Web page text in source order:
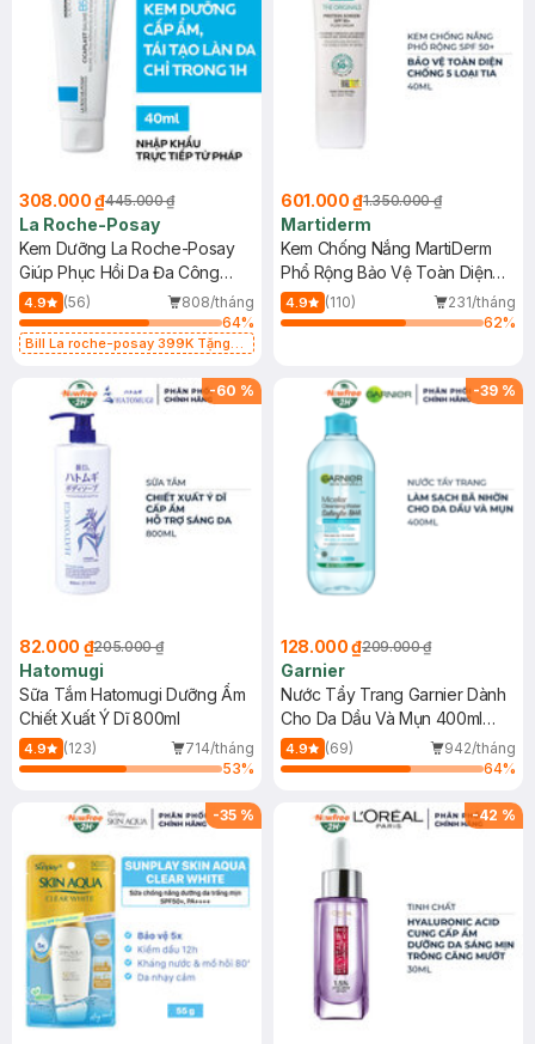
308.000 ₫445.000 ₫
La Roche-Posay
Kem Dưỡng La Roche-Posay
Giúp Phục Hồi Da Đa Công
Dụng 40ml
4.9 (56)
808/tháng
64%
Bill La roche-posay 399K Tặng
(SL có hạn)
601.000 ₫1.350.000 ₫
Martiderm
Kem Chống Nắng MartiDerm
Phổ Rộng Bảo Vệ Toàn Diện
40ml
4.9 (110)
231/tháng
62%
-60 %
82.000 ₫205.000 ₫
Hatomugi
Sữa Tắm Hatomugi Dưỡng Ẩm
Chiết Xuất Ý Dĩ 800ml
4.9 (123)
714/tháng
53%
-39 %
128.000 ₫209.000 ₫
Garnier
Nước Tẩy Trang Garnier Dành
Cho Da Dầu Và Mụn 400ml
(Mới)
4.9 (69)
942/tháng
64%
-35 % -42 %